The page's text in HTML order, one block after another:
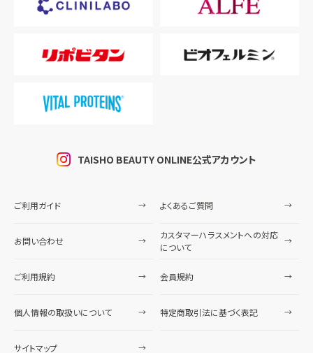
TAISHO BEAUTY ONLINE公式アカウント
ご利用ガイド よくあるご質問
お問い合わせ
カスタマーハラスメントへの対応
について
ご利用規約 会員規約
個人情報の取扱いについて 特定商取引法に基づく表記
サイトマップ